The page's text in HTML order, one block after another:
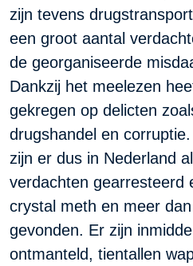
zijn tevens
een groot aantal
de georganiseerde
Dankzij het meelezen
gekregen op delicten
drugshandel en
zijn er dus in Nederland
verdachten gearresteerd
crystal meth en meer
gevonden. Er zijn
ontmanteld, tientallen